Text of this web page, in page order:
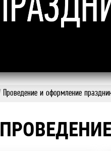
Проведение и оформление